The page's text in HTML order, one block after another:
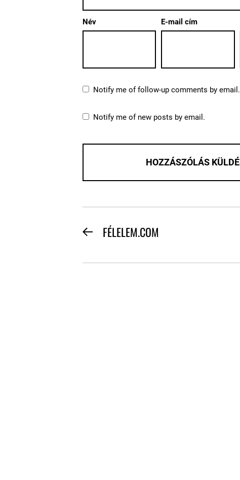
Név E-mail cím
Notify me of follow-up comments by email.
Notify me of new posts by email.
BEJEGYZÉS
PreviousFÉLELEM.COM